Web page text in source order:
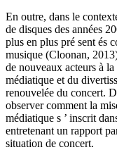
En outre, dans le
de disques des années
plus en plus pré sent és
musique (Cloonan,
de nouveaux acteurs à
médiatique et du
renouvelée du concert.
observer comment la
médiatique s ’ inscrit
entretenant un rapport
situation de concert.